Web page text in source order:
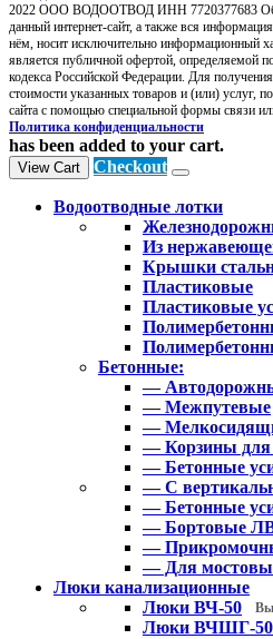
2022 ООО ВОДООТВОД ИНН 7720377683
данный интернет-сайт, а также вся
нём, носит исключительно информационный
является публичной офертой, определяемой
кодекса Российской Федерации. Для
стоимости указанных товаров и (или) услуг,
сайта с помощью специальной формы связи
Политика конфиденциальности
has been added to your cart.
View Cart Checkout
Водоотводные лотки
Из
Крышки
Пластиковые
Пластиковые
Бетонные:
—
— Межпутевые
—
— Корзины для
— Бетонные
— С
— Бетонные
— Бортовые
—
— Для
Люки канализационные
Люки ВЧ-50
Люки ВЧШГ-50